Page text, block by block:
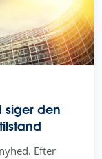
siger den
Efter